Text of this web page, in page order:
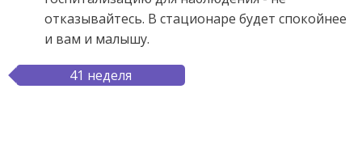
отказывайтесь. В стационаре будет спокойнее
и вам и малышу.
41 неделя